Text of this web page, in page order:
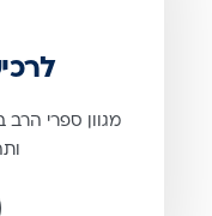
מגוון ספרי הרב